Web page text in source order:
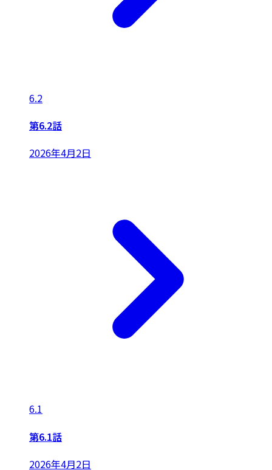
6.2
第6.2話
2026年4月2日
6.1
第6.1話
2026年4月2日